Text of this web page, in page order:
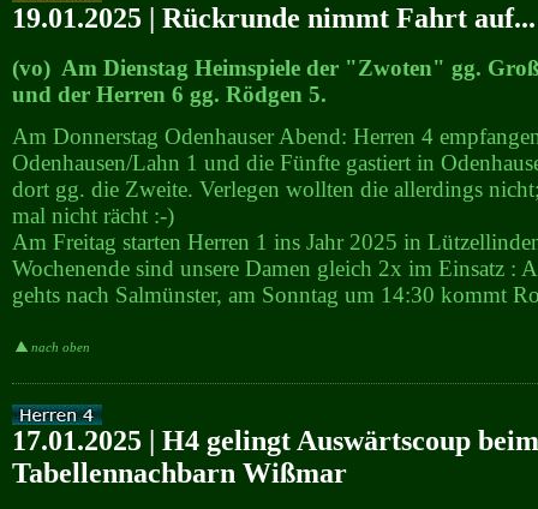
19.01.2025 | Rückrunde nimmt Fahrt auf...
(vo) Am Dienstag Heimspiele der "Zwoten" gg.
und der Herren 6 gg. Rödgen 5.
Am Donnerstag Odenhauser Abend: Herren 4
Odenhausen/Lahn 1 und die Fünfte gastiert in
dort gg. die Zweite. Verlegen wollten die allerdings
mal nicht rächt :-)
Am Freitag starten Herren 1 ins Jahr 2025 in
Wochenende sind unsere Damen gleich 2x im Einsatz :
gehts nach Salmünster, am Sonntag um 14:30 kommt
nach oben
17.01.2025 | H4 gelingt Auswärtscoup beim
Tabellennachbarn Wißmar